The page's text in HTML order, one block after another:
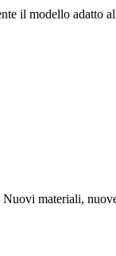
il modello adatto
materiali,